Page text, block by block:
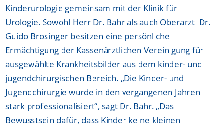
Kinderurologie gemeinsam mit der Klinik für
Urologie. Sowohl Herr Dr. Bahr als auch Oberarzt Dr.
Guido Brosinger besitzen eine persönliche
Ermächtigung der Kassenärztlichen Vereinigung für
ausgewählte Krankheitsbilder aus dem kinder- und
jugendchirurgischen Bereich. „Die Kinder- und
Jugendchirurgie wurde in den vergangenen Jahren
stark professionalisiert“, sagt Dr. Bahr. „Das
Bewusstsein dafür, dass Kinder keine kleinen